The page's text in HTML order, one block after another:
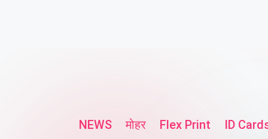
NEWS मोहर Flex Print ID